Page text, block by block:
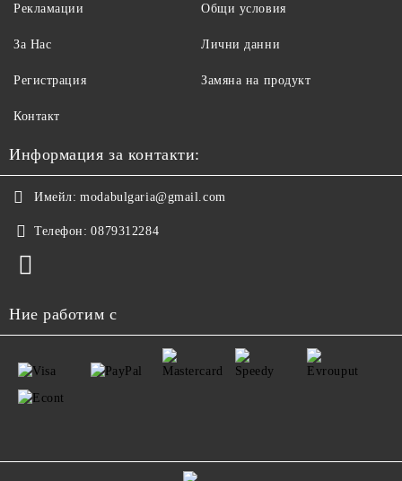
Рекламации
За Нас
Регистрация
Контакт
Общи условия
Лични данни
Замяна на продукт
Информация за контакти:
Имейл: modabulgaria@gmail.com
Телефон: 0879312284
Ние работим с